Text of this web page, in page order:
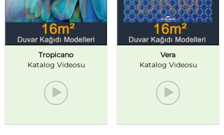
Tropicano
Katalog Videosu
Vera
Katalog Videosu